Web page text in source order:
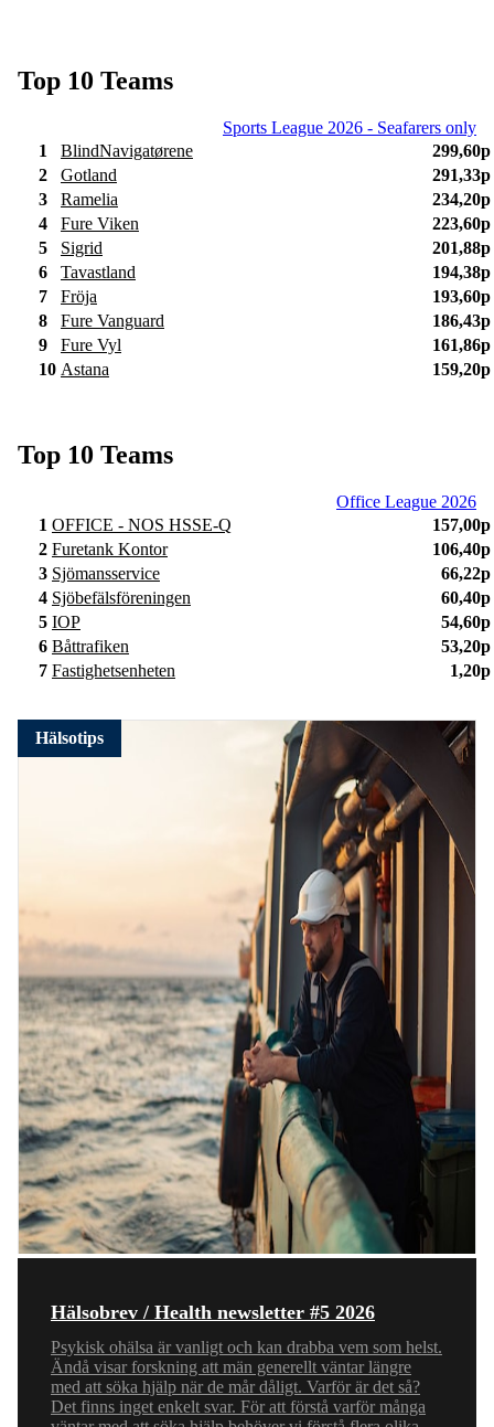
Top 10 Teams
Sports League 2026 - Seafarers only
1
BlindNavigatørene
299,60p
2
Gotland
291,33p
3
Ramelia
234,20p
4
Fure Viken
223,60p
5
Sigrid
201,88p
6
Tavastland
194,38p
7
Fröja
193,60p
8
Fure Vanguard
186,43p
9
Fure Vyl
161,86p
10 Astana 159,20p
Top 10 Teams
Office League 2026
1 OFFICE - NOS HSSE-Q
157,00p
2 Furetank Kontor
106,40p
3 Sjömansservice
66,22p
4 Sjöbefälsföreningen
60,40p
5 IOP
54,60p
6 Båttrafiken
53,20p
7 Fastighetsenheten 1,20p
Hälsobrev / Health newsletter #5 2026
Psykisk ohälsa är vanligt och kan drabba vem som helst.
Ändå visar forskning att män generellt väntar längre
med att söka hjälp när de mår dåligt. Varför är det så?
Det finns inget enkelt svar. För att förstå varför många
Hälsotips